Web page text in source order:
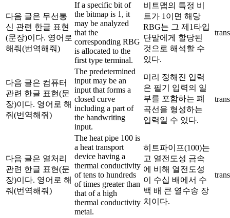
다음 글은 무선통
신 관련 한글 표현
(문장)이다. 영어로
해줘(번역해줘)
If a specific bit of
the bitmap is 1, it
may be analyzed
that the
corresponding RBG
is allocated to the
first type terminal.
비트맵의 특정 비
트가 1이면 해당
RBG는 그 제1타입
단말에게 할당된
것으로 해석할 수
있다.
다음 글은 컴퓨터
관련 한글 표현(문
장)이다. 영어로 해
줘(번역해줘)
The predetermined
input may be an
input that forms a
closed curve
including a part of
the handwriting
input.
미리 정해진 입력
은 필기 입력의 일
부를 포함하는 폐
곡선을 형성하는
입력일 수 있다.
다음 글은 열처리
관련 한글 표현(문
장)이다. 영어로 해
줘(번역해줘)
The heat pipe 100 is
a heat transport
device having a
thermal conductivity
of tens to hundreds
of times greater than
that of a high
thermal conductivity
metal.
히트파이프(100)는
고 열전도성 금속
에 비해 열전도성
이 수십 배에서 수
백 배 큰 열수송 장
치이다.